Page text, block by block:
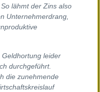
lähmt der Zins also
Unternehmerdrang,
leider
durchgeführt.
die zunehmende